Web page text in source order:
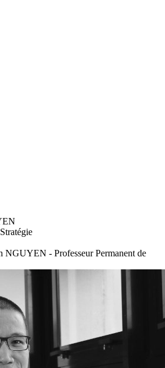
NGUYEN - Professeur Permanent de